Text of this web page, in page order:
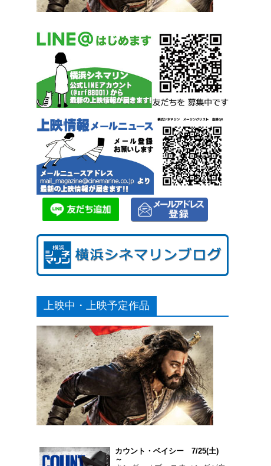
上映中・上映予定作品
カウント・ベイシー 7/25(土)
～